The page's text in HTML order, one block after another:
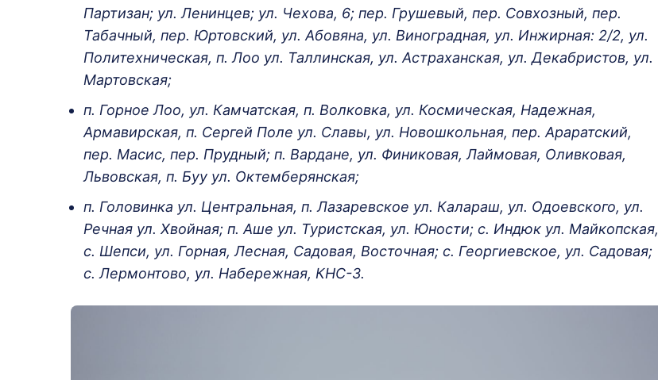
Партизан; ул. Ленинцев; ул. Чехова, 6; пер. Грушевый, пер. Совхозный, пер.
Табачный, пер. Юртовский, ул. Абовяна, ул. Виноградная, ул. Инжирная: 2/2, ул.
Политехническая, п. Лоо ул. Таллинская, ул. Астраханская, ул. Декабристов, ул.
Мартовская;
п. Горное Лоо, ул. Камчатская, п. Волковка, ул. Космическая, Надежная,
Армавирская, п. Сергей Поле ул. Славы, ул. Новошкольная, пер. Араратский,
пер. Масис, пер. Прудный; п. Вардане, ул. Финиковая, Лаймовая, Оливковая,
Львовская, п. Буу ул. Октемберянская;
п. Головинка ул. Центральная, п. Лазаревское ул. Калараш, ул. Одоевского, ул.
Речная ул. Хвойная; п. Аше ул. Туристская, ул. Юности; с. Индюк ул. Майкопская,
с. Шепси, ул. Горная, Лесная, Садовая, Восточная; с. Георгиевское, ул. Садовая;
с. Лермонтово, ул. Набережная, КНС-3.